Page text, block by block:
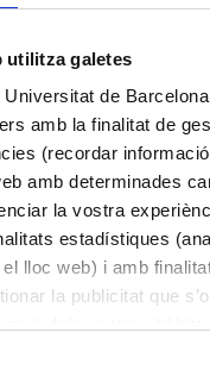
utilitza galetes
de
amb la finalitat de
(recordar
amb determinades
la vostra
estadístiques
lloc web) i amb
la publicitat que